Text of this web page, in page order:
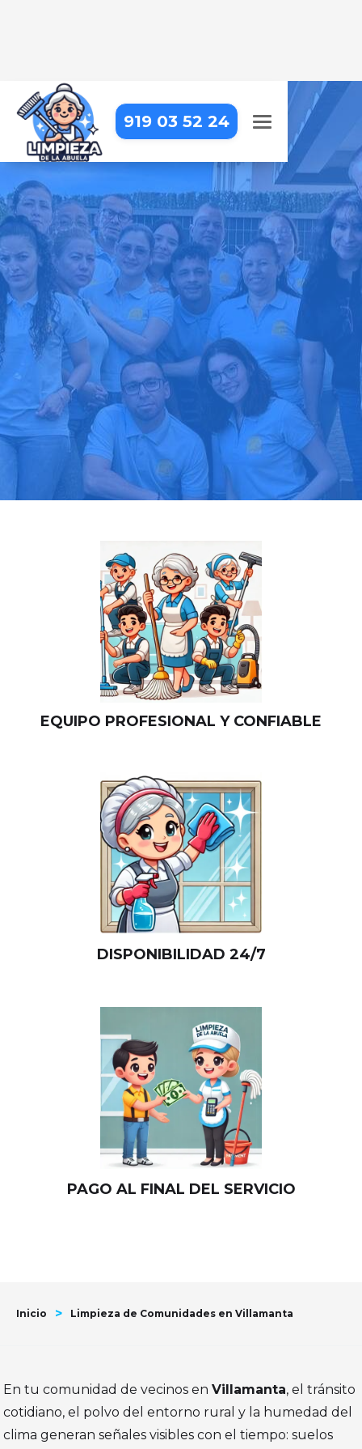
919 03 52 24
LIMPIEZA DE COMUNIDADES
EN VILLAMANTA
Cuidamos cada rincón de tu
comunidad para un entorno limpio
y agradable
Pide tu presupuesto gratis
Llama hoy: 919 03 52 24
Más de 1000 clientes confían en nosotros
⭐⭐⭐⭐⭐
EQUIPO PROFESIONAL Y CONFIABLE
DISPONIBILIDAD 24/7
PAGO AL FINAL DEL SERVICIO
Inicio > Limpieza de Comunidades en Villamanta
En tu comunidad de vecinos enVillamanta, el tránsito
cotidiano, el polvo del entorno rural y la humedad del
clima generan señales visibles con el tiempo: suelos